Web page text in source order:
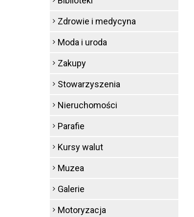
Zdrowie i medycyna
Moda i uroda
Zakupy
Stowarzyszenia
Nieruchomości
Parafie
Kursy walut
Muzea
Galerie
Motoryzacja